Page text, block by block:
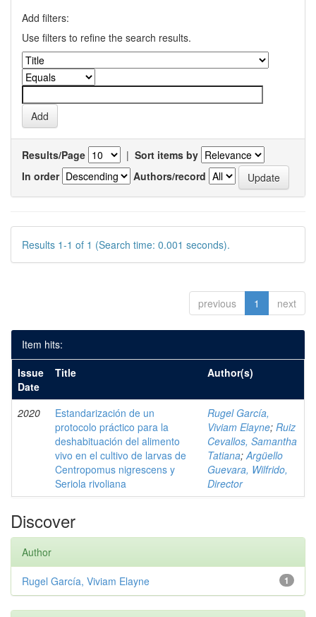
Add filters:
Use filters to refine the search results.
Results/Page | Sort items by
In order
Authors/record
Results 1-1 of 1 (Search time: 0.001 seconds).
previous 1 next
Item hits:
Issue
Date
Title Author(s)
2020
Estandarización de un
protocolo práctico para la
deshabituación del alimento
vivo en el cultivo de larvas de
Centropomus nigrescens y
Seriola rivoliana
Rugel García,
Viviam Elayne; Ruiz
Cevallos, Samantha
Tatiana;Argüello
Guevara, Wilfrido,
Director
Discover
Author
1
Rugel García, Viviam Elayne